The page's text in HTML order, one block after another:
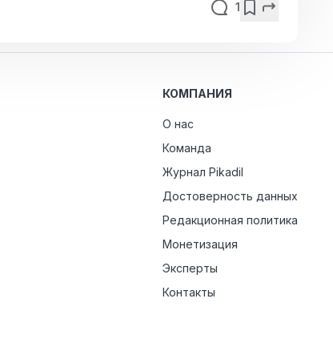
1
КОМПАНИЯ
О нас
Команда
Журнал Pikadil
Достоверность данных
Редакционная политика
Монетизация
Эксперты
Контакты